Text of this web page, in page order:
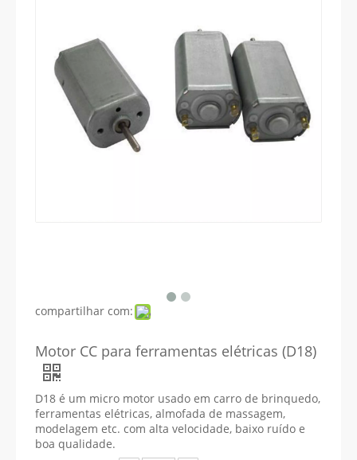
compartilhar com:
Motor CC para ferramentas elétricas (D18)
D18 é um micro motor usado em carro de brinquedo,
ferramentas elétricas, almofada de massagem,
modelagem etc. com alta velocidade, baixo ruído e
boa qualidade.